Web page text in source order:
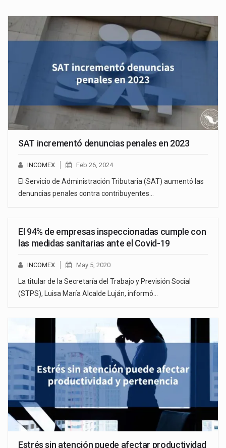
SAT incrementó denuncias penales en 2023
INCOMEX Feb 26, 2024
El Servicio de Administración Tributaria (SAT) aumentó las
denuncias penales contra contribuyentes…
El 94% de empresas inspeccionadas cumple con
las medidas sanitarias ante el Covid-19
INCOMEX May 5, 2020
La titular de la Secretaría del Trabajo y Previsión Social
(STPS), Luisa María Alcalde Luján, informó…
Estrés sin atención puede afectar productividad